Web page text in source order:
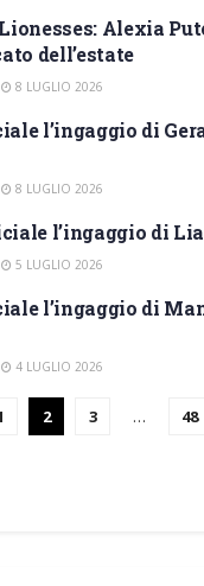
Alexia
dell’estate
8 LUGLIO 2026
l’ingaggio di
8 LUGLIO 2026
l’ingaggio di
5 LUGLIO 2026
l’ingaggio di
4 LUGLIO 2026
2 3 … 48